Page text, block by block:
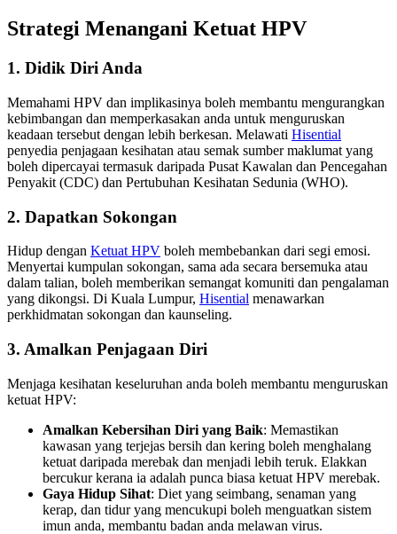
Strategi Menangani Ketuat HPV
1. Didik Diri Anda
Memahami HPV dan implikasinya boleh membantu mengurangkan
kebimbangan dan memperkasakan anda untuk menguruskan
keadaan tersebut dengan lebih berkesan. Melawati Hisential
penyedia penjagaan kesihatan atau semak sumber maklumat yang
boleh dipercayai termasuk daripada Pusat Kawalan dan Pencegahan
Penyakit (CDC) dan Pertubuhan Kesihatan Sedunia (WHO).
2. Dapatkan Sokongan
Hidup dengan Ketuat HPV boleh membebankan dari segi emosi.
Menyertai kumpulan sokongan, sama ada secara bersemuka atau
dalam talian, boleh memberikan semangat komuniti dan pengalaman
yang dikongsi. Di Kuala Lumpur, Hisential menawarkan
perkhidmatan sokongan dan kaunseling.
3. Amalkan Penjagaan Diri
Menjaga kesihatan keseluruhan anda boleh membantu menguruskan
ketuat HPV:
Amalkan Kebersihan Diri yang Baik: Memastikan
kawasan yang terjejas bersih dan kering boleh menghalang
ketuat daripada merebak dan menjadi lebih teruk. Elakkan
bercukur kerana ia adalah punca biasa ketuat HPV merebak.
Gaya Hidup Sihat: Diet yang seimbang, senaman yang
kerap, dan tidur yang mencukupi boleh menguatkan sistem
imun anda, membantu badan anda melawan virus.